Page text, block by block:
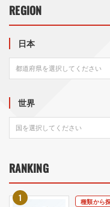
REGION
日本
世界
RANKING
種類から